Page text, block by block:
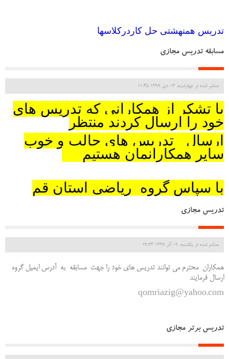
تدریس همنهشتی حل کاردرکلاسها
مسابقه تدریس مجازی
منتشر شده در چهارشنبه, 03 دی 1399 11:45
با تشکر از همکارانی که تدریس های
خود را ارسال کردند منتظر
ارسال تدریس های جالب و خوب
سایر همکارانمان هستیم
با سپاس گروه ریاضی استان قم
تدریس مجازی
منتشر شده در یکشنبه, 09 آذر 1399 19:23
همکاران محترم می توانند تدریس های خود را جهت مسابقه به آدرس ایمیل گروه
ارسال فرمایند
qomriazig@yahoo.com
تدریس برتر مجازی